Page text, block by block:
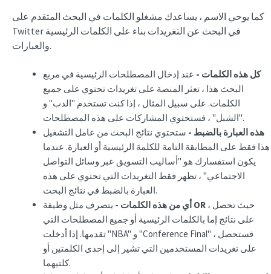
كما يوحي الاسم ، يساعدك مشغلو الكلمات في البحث المتقدم على
Twitter في البحث عن التغريدات بناء على الكلمات الرئيسية
والعبارات.
كل هذه الكلمات - عند إدخال المصطلحات الرئيسية في مربع
البحث هذا ، تعثر المنصة على تغريدات تحتوي على جميع
الكلمات. على سبيل المثال ، إذا كنت تستخدم "الدب" و
"الشبل" ، فستحتوي المشاركات على هذه المصطلحات.
هذه العبارة بالضبط - ستحتوي نتائج البحث من عامل التشغيل
هذا فقط على المطابقة التامة للكلمة الرئيسية أو العبارة. عندما
يكون استفسارك هو "أساليب التسويق عبر وسائل التواصل
الاجتماعي" ، تظهر فقط التغريدات التي تحتوي على هذه
العبارة بالضبط في نتائج البحث.
أي من هذه الكلمات - OR ، حيث تحصل
على نتائج إما بالكلمات الرئيسية أو جميع المصطلحات التي
تقدمها. إذا أدخلت "NBA" و "Conference Final" ، فستحصل
على تغريدات المستخدمين التي تشير إلى إحدى الكلمتين أو
كلتيهما.